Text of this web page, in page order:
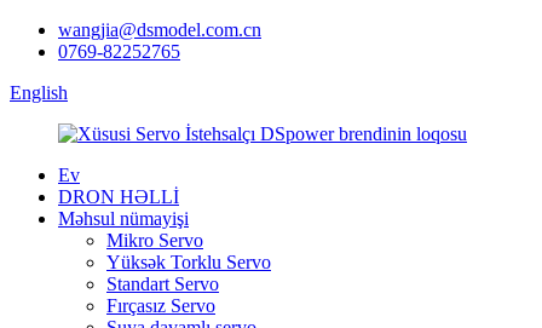
wangjia@dsmodel.com.cn
0769-82252765
English
Ev
DRON HƏLLİ
Məhsul nümayişi
Mikro Servo
Yüksək Torklu Servo
Standart Servo
Fırçasız Servo